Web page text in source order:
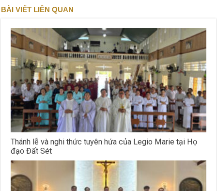
BÀI VIẾT LIÊN QUAN
Thánh lễ và nghi thức tuyên hứa của Legio Marie tại Họ
đạo Đất Sét